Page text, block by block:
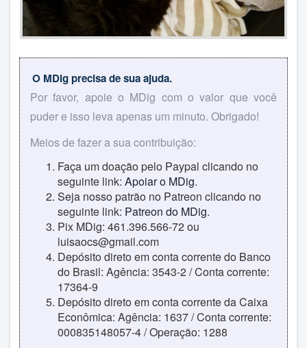
O MDig precisa de sua ajuda.
Por favor, apoie o MDig com o valor que você
puder e isso leva apenas um minuto. Obrigado!
Meios de fazer a sua contribuição:
Faça um doação pelo Paypal clicando no
seguinte link: Apoiar o MDig.
Seja nosso patrão no Patreon clicando no
seguinte link: Patreon do MDig.
Pix MDig: 461.396.566-72 ou
luisaocs@gmail.com
Depósito direto em conta corrente do Banco
do Brasil: Agência: 3543-2 / Conta corrente:
17364-9
Depósito direto em conta corrente da Caixa
Econômica: Agência: 1637 / Conta corrente:
000835148057-4 / Operação: 1288